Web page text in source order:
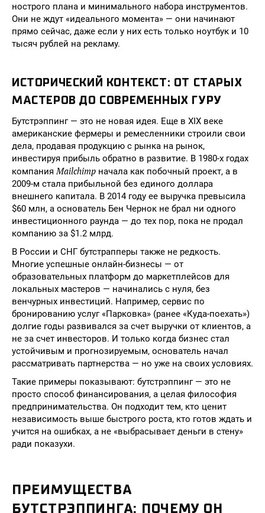
нострого плана и минимального набора инструментов.
Они не ждут «идеального момента» — они начинают
прямо сейчас, даже если у них есть только ноутбук и 10
тысяч рублей на рекламу.
ИСТОРИЧЕСКИЙ КОНТЕКСТ: ОТ СТАРЫХ
МАСТЕРОВ ДО СОВРЕМЕННЫХ ГУРУ
Бутстрэппинг — это не новая идея. Еще в XIX веке
американские фермеры и ремесленники строили свои
дела, продавая продукцию с рынка на рынок,
инвестируя прибыль обратно в развитие. В 1980-х годах
компанияMailchimp начала как побочный проект, а в
2009-м стала прибыльной без единого доллара
внешнего капитала. В 2014 году ее выручка превысила
$60 млн, а основатель Бен Чернок не брал ни одного
инвестиционного раунда — до тех пор, пока не продал
компанию за $1.2 млрд.
В России и СНГ бутстрапперы также не редкость.
Многие успешные онлайн-бизнесы — от
образовательных платформ до маркетплейсов для
локальных мастеров — начинались с нуля, без
венчурных инвестиций. Например, сервис по
бронированию услуг «Парковка» (ранее «Куда-поехать»)
долгие годы развивался за счет выручки от клиентов, а
не за счет инвесторов. И только когда бизнес стал
устойчивым и прогнозируемым, основатель начал
рассматривать партнерства — но уже на своих условиях.
Такие примеры показывают: бутстрэппинг — это не
просто способ финансирования, а целая философия
предпринимательства. Он подходит тем, кто ценит
независимость выше быстрого роста, кто готов ждать и
учится на ошибках, а не «выбрасывает деньги в стену»
ради показухи.
ПРЕИМУЩЕСТВА
БУТСТРЭППИНГА: ПОЧЕМУ ОН